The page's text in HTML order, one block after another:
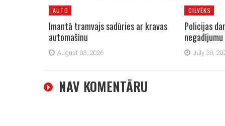
AUTO
Imantā tramvajs sadūries ar kravas
automašīnu
August 03, 2026
CILVĒKS
Policijas
negadījumu
July 30,
NAV KOMENTĀRU